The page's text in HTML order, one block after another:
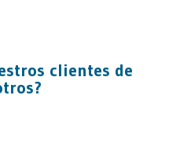
clientes de